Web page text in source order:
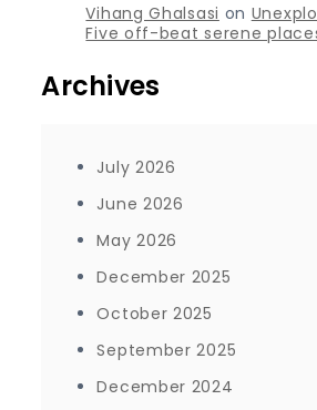
Vihang Ghalsasi on
Five off-beat serene
Archives
July 2026
June 2026
May 2026
December 2025
October 2025
September 2025
December 2024